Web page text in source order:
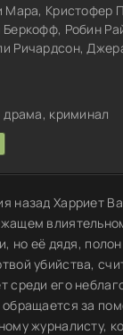
Мара, Кристофер
Робин
Ричардсон,
драма, криминал
назад Харриет
но её дядя,
убийства,
среди его
обращается за
журналисту,